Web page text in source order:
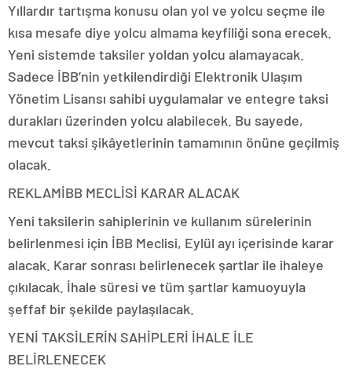
Yıllardır tartışma konusu olan yol ve yolcu seçme ile
kısa mesafe diye yolcu almama keyfiliği sona erecek.
Yeni sistemde taksiler yoldan yolcu alamayacak.
Sadece İBB’nin yetkilendirdiği Elektronik Ulaşım
Yönetim Lisansı sahibi uygulamalar ve entegre taksi
durakları üzerinden yolcu alabilecek. Bu sayede,
mevcut taksi şikâyetlerinin tamamının önüne geçilmiş
olacak.
REKLAMİBB MECLİSİ KARAR ALACAK
Yeni taksilerin sahiplerinin ve kullanım sürelerinin
belirlenmesi için İBB Meclisi, Eylül ayı içerisinde karar
alacak. Karar sonrası belirlenecek şartlar ile ihaleye
çıkılacak. İhale süresi ve tüm şartlar kamuoyuyla
şeffaf bir şekilde paylaşılacak.
YENİ TAKSİLERİN SAHİPLERİ İHALE İLE
BELİRLENECEK